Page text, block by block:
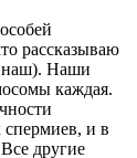
рассказываю
наш). Наши
каждая.
спермиев, и в
другие